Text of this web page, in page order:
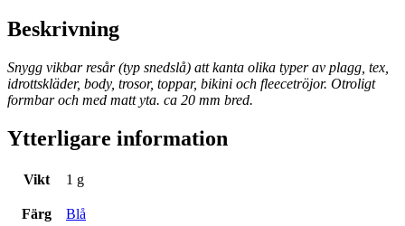
Beskrivning
Snygg vikbar resår (typ snedslå) att kanta olika typer av plagg, tex,
idrottskläder, body, trosor, toppar, bikini och fleecetröjor. Otroligt
formbar och med matt yta. ca 20 mm bred.
Ytterligare information
Vikt 1 g
Färg Blå